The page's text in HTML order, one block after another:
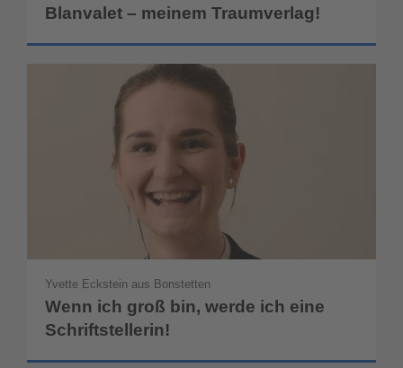
Blanvalet – meinem Traumverlag!
Yvette Eckstein aus Bonstetten
Wenn ich groß bin, werde ich eine
Schriftstellerin!